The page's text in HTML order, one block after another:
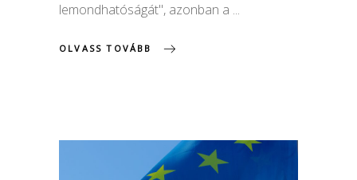
lemondhatóságát", azonban a
OLVASS TOVÁBB